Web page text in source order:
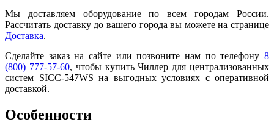
Мы доставляем оборудование по всем городам России.
Рассчитать доставку до вашего города вы можете на странице
Доставка.
Сделайте заказ на сайте или позвоните нам по телефону 8
(800) 777-57-60, чтобы купить Чиллер для централизованных
систем SICC-547WS на выгодных условиях с оперативной
доставкой.
Особенности